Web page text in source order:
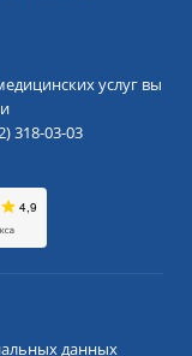
услуг вы
318-03-03
данных